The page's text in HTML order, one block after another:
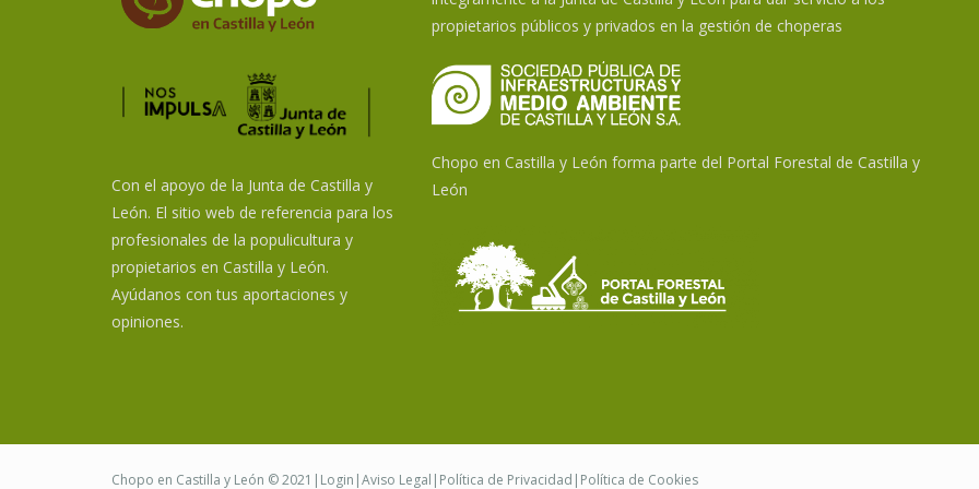
Con el apoyo de la Junta de Castilla y
León. El sitio web de referencia para los
profesionales de la populicultura y
propietarios en Castilla y León.
Ayúdanos con tus aportaciones y
opiniones.
propietarios públicos y privados en la gestión de choperas
Chopo en Castilla y León forma parte del Portal Forestal de Castilla y
León
Chopo en Castilla y León © 2021| Login |Aviso Legal | Política de Privacidad | Política de Cookies